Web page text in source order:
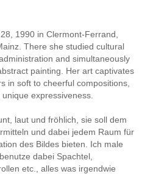
1990 in Clermont-Ferrand,
There she studied cultural
and simultaneously
painting. Her art captivates
in soft to cheerful compositions,
expressiveness.
laut und fröhlich, sie soll dem
und dabei jedem Raum für
des Bildes bieten. Ich male
dabei Spachtel,
etc., alles was irgendwie